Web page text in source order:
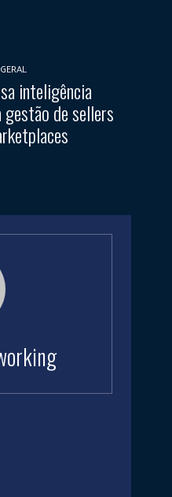
GERAL
inteligência
de sellers